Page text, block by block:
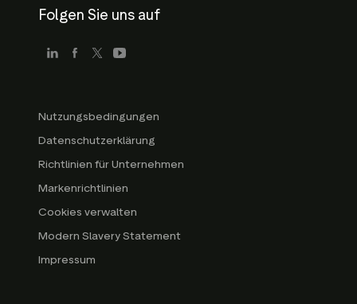
Folgen Sie uns auf
Nutzungsbedingungen
Datenschutzerklärung
Richtlinien für Unternehmen
Markenrichtlinien
Cookies verwalten
Modern Slavery Statement
Impressum